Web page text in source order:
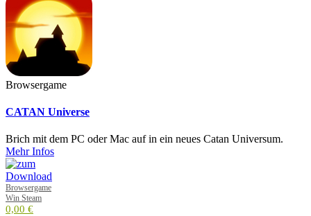
Browsergame
CATAN Universe
Brich mit dem PC oder Mac auf in ein neues Catan Universum.
Mehr Infos
Browsergame
Win Steam
0,00 €